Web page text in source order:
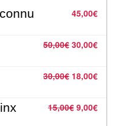
45,00€
50,00€ 30,00€
30,00€ 18,00€
15,00€ 9,00€